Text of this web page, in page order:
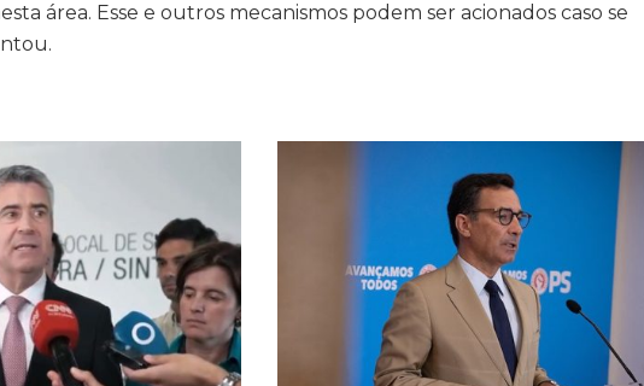
área. Esse e outros mecanismos podem ser acionados caso se